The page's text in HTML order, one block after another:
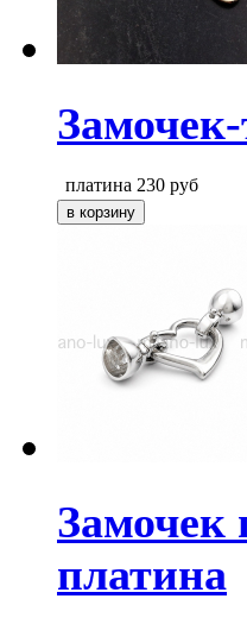
платина 230 руб
Замочек
платина